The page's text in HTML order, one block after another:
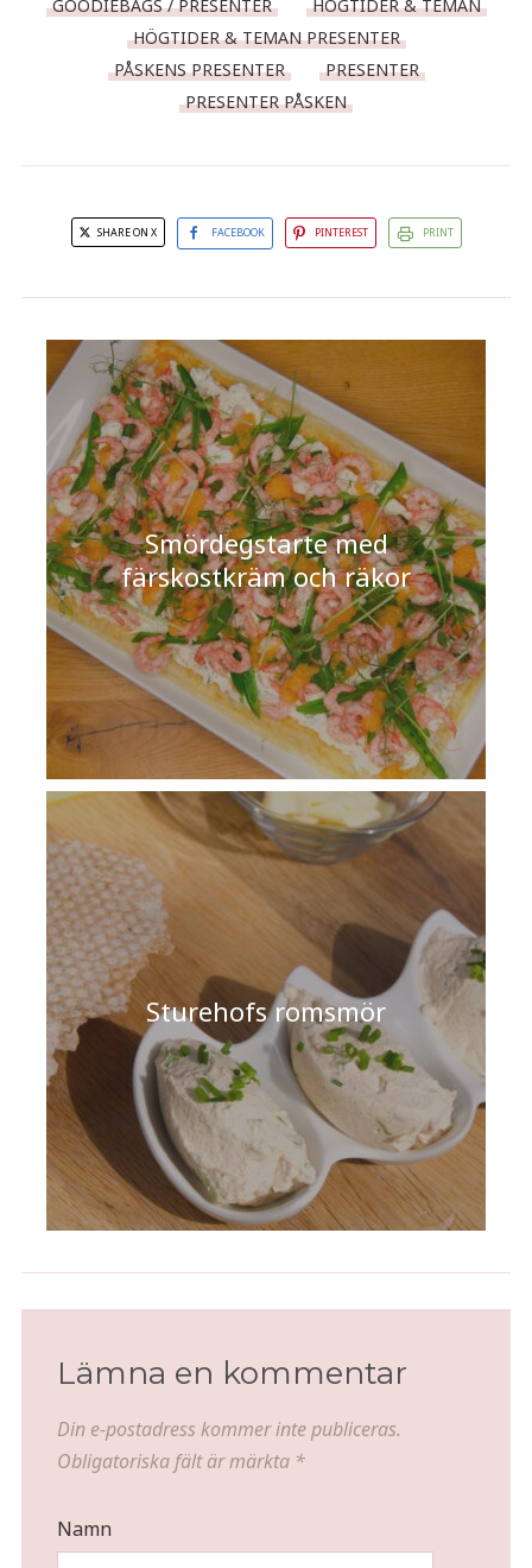
GOODIEBAGS / PRESENTER
HÖGTIDER & TEMAN
HÖGTIDER & TEMAN PRESENTER
PÅSKENS PRESENTER
PRESENTER
PRESENTER PÅSKEN
SHARE ON X FACEBOOK PINTEREST PRINT
Smördegstarte med
färskostkräm och räkor
Sturehofs romsmör
Lämna en kommentar
Din e-postadress kommer inte publiceras.
Obligatoriska fält är märkta *
Namn